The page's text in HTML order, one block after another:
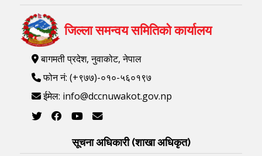
जिल्ला समन्वय समितिको कार्यालय
बागमती प्रदेश, नुवाकोट, नेपाल
फोन नं: (+९७७)-०१०-५६०१९७
ईमेल: info@dccnuwakot.gov.np
सूचना अधिकारी (शाखा अधिकृत)